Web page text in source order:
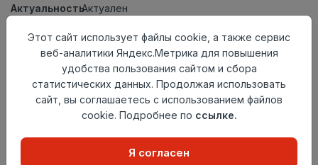
АктуальностьАктуален
Осталось52 шт
Добавить в корзину
Внимание! Внешний вид товара может отличаться от
представленного на настоящем сайте. Проверяйте
в момент приобретения товара.
Этот сайт использует файлы cookie, а также сервис
веб-аналитики Яндекс.Метрика для повышения
удобства пользования сайтом и сбора
статистических данных. Продолжая использовать
сайт, вы соглашаетесь с использованием файлов
cookie. Подробнее по ссылке.
Я согласен